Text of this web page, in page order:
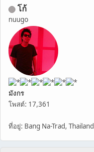
โก้
nuugo
มังกร
โพสต์: 17,361
ที่อยู่: Bang Na-Trad, Thailand